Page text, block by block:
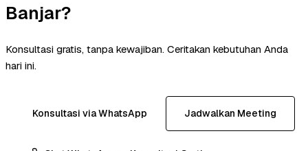
Banjar?
Konsultasi gratis, tanpa kewajiban. Ceritakan kebutuhan Anda
hari ini.
Konsultasi via WhatsApp Jadwalkan Meeting